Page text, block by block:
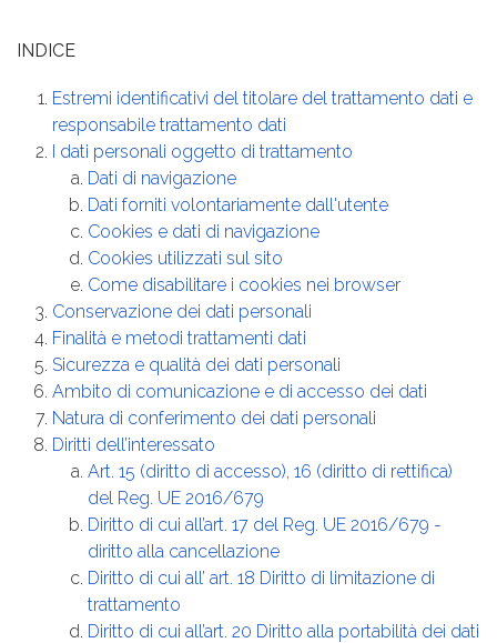
INDICE
Estremi identificativi del titolare del trattamento dati e
responsabile trattamento dati
I dati personali oggetto di trattamento
Dati di navigazione
Dati forniti volontariamente dall'utente
Cookies e dati di navigazione
Cookies utilizzati sul sito
Come disabilitare i cookies nei browser
Conservazione dei dati personali
Finalità e metodi trattamenti dati
Sicurezza e qualità dei dati personali
Ambito di comunicazione e di accesso dei dati
Natura di conferimento dei dati personali
Diritti dell’interessato
Art. 15 (diritto di accesso), 16 (diritto di rettifica)
del Reg. UE 2016/679
Diritto di cui all’art. 17 del Reg. UE 2016/679 -
diritto alla cancellazione
Diritto di cui all’ art. 18 Diritto di limitazione di
trattamento
Diritto di cui all’art. 20 Diritto alla portabilità dei dati